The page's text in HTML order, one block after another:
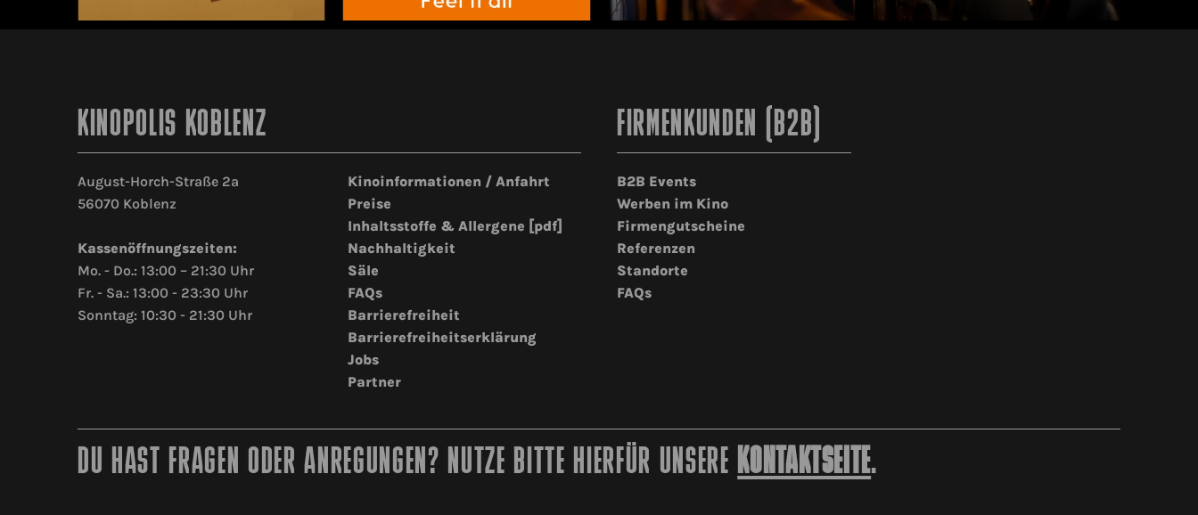
KINOPOLIS KOBLENZ
August-Horch-Straße 2a
56070 Koblenz
Kassenöffnungszeiten:
Mo. - Do.: 13:00 – 21:30 Uhr
Fr. - Sa.: 13:00 - 23:30 Uhr
Sonntag: 10:30 - 21:30 Uhr
Kinoinformationen / Anfahrt
Preise
Inhaltsstoffe & Allergene [pdf]
Nachhaltigkeit
Säle
FAQs
Barrierefreiheit
Barrierefreiheitserklärung
Jobs
Partner
FIRMENKUNDEN (B2B)
B2B Events
Werben im Kino
Firmengutscheine
Referenzen
Standorte
FAQs
DU HAST FRAGEN ODER ANREGUNGEN? NUTZE BITTE HIERFÜR UNSERE KONTAKTSEITE.